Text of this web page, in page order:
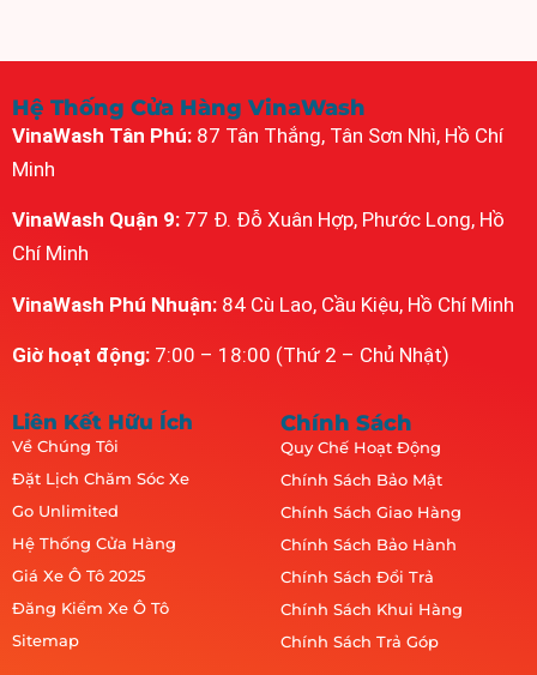
Hệ Thống Cửa Hàng VinaWash
VinaWash Tân Phú: 87 Tân Thắng, Tân Sơn Nhì, Hồ Chí
Minh
VinaWash Quận 9: 77 Đ. Đỗ Xuân Hợp, Phước Long, Hồ
Chí Minh
VinaWash Phú Nhuận: 84 Cù Lao, Cầu Kiệu, Hồ Chí Minh
Giờ hoạt động: 7:00 – 18:00 (Thứ 2 – Chủ Nhật)
Liên Kết Hữu Ích
Về Chúng Tôi
Đặt Lịch Chăm Sóc Xe
Go Unlimited
Hệ Thống Cửa Hàng
Giá Xe Ô Tô 2025
Đăng Kiểm Xe Ô Tô
Sitemap
Chính Sách
Quy Chế Hoạt Động
Chính Sách Bảo Mật
Chính Sách Giao Hàng
Chính Sách Bảo Hành
Chính Sách Đổi Trả
Chính Sách Khui Hàng
Chính Sách Trả Góp